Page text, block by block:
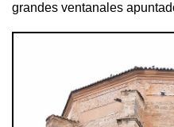
grandes ventanales